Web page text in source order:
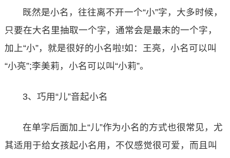
既然是小名，往往离不开一个“小”字，大多时候，
只要在大名里抽取一个字，通常会是最末的一个字，
加上“小”，就是很好的小名啦!如：王亮，小名可以叫
“小亮”;李美莉，小名可以叫“小莉”。
3、巧用“儿”音起小名
在单字后面加上“儿”作为小名的方式也很常见，尤
其适用于给女孩起小名用，不仅感觉很可爱，而且叫